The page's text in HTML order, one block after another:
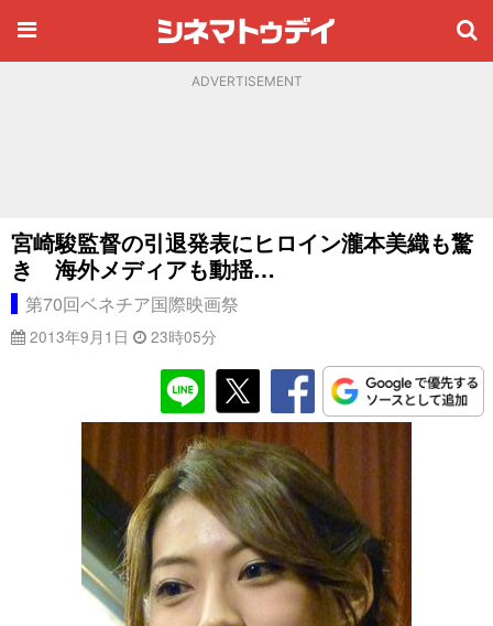
ADVERTISEMENT
宮崎駿監督の引退発表にヒロイン瀧本美織も驚
き 海外メディアも動揺…
第70回ベネチア国際映画祭
2013年9月1日 23時05分